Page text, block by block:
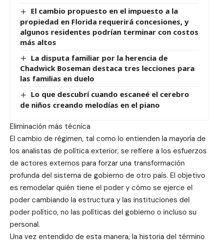
El cambio propuesto en el impuesto a la
propiedad en Florida requerirá concesiones, y
algunos residentes podrían terminar con costos
más altos
La disputa familiar por la herencia de
Chadwick Boseman destaca tres lecciones para
las familias en duelo
Lo que descubrí cuando escaneé el cerebro
de niños creando melodías en el piano
Eliminación más técnica
El cambio de régimen, tal como lo entienden la mayoría de
los analistas de política exterior, se refiere a los esfuerzos
de actores externos para forzar una transformación
profunda del sistema de gobierno de otro país. El objetivo
es remodelar quién tiene el poder y cómo se ejerce el
poder cambiando la estructura y las instituciones del
poder político, no las políticas del gobierno o incluso su
personal.
Una vez entendido de esta manera, la historia del término